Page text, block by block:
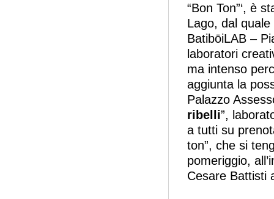
“Bon Ton”‘, è
Lago, dal
BatibōiLAB –
laboratori
ma intenso
aggiunta la
Palazzo
ribelli”,
a tutti su
ton”, che si
pomeriggio,
Cesare Battisti